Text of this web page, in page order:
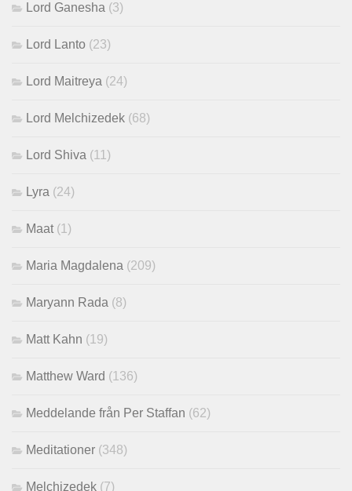
Lord Ganesha (3)
Lord Lanto (23)
Lord Maitreya (24)
Lord Melchizedek (68)
Lord Shiva (11)
Lyra (24)
Maat (1)
Maria Magdalena (209)
Maryann Rada (8)
Matt Kahn (19)
Matthew Ward (136)
Meddelande från Per Staffan (62)
Meditationer (348)
Melchizedek (7)